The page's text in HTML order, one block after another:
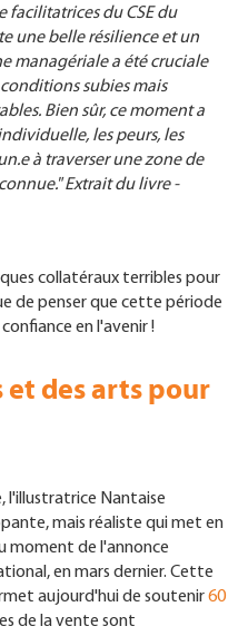
facilitatrices du CSE du
une belle résilience et un
managériale a été cruciale
subies mais
Bien sûr, ce moment a
les peurs, les
à traverser une zone de
Extrait du livre -
collatéraux terribles pour
de penser que cette période
en l'avenir !
et des arts pour
l'illustratrice Nantaise
mais réaliste qui met en
moment de l'annonce
en mars dernier. Cette
aujourd'hui de soutenir60
de la vente sont